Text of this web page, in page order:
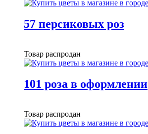
57 персиковых роз
Товар распродан
101 роза в оформлении
Товар распродан